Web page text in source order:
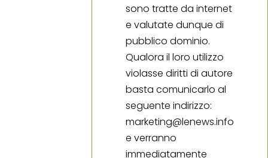
sono tratte da internet
e valutate dunque di
pubblico dominio.
Qualora il loro utilizzo
violasse diritti di autore
basta comunicarlo al
seguente indirizzo:
marketing@lenews.info
e verranno
immediatamente